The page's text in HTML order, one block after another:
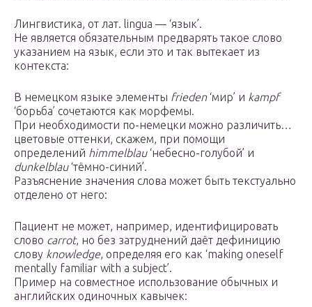
Лингвистика, от лат. lingua — ‘язык’.
Не является обязательным предварять такое слово
указанием на язык, если это и так вытекает из
контекста:
В немецком языке элементы frieden‘мир’ и kampf
‘борьба’ сочетаются как морфемы.
При необходимости по-немецки можно различить…
цветовые оттенки, скажем, при помощи
определений himmelblau‘небесно-голубой’ и
dunkelblau‘тёмно-синий’.
Разъяснение значения слова может быть текстуально
отделено от него:
Пациент не может, например, идентифицировать
слово carrot, но без затруднений даёт дефиницию
слову knowledge, определяя его как ‘making oneself
mentally familiar with a subject’.
Пример на совместное использование обычных и
английских одиночных кавычек: